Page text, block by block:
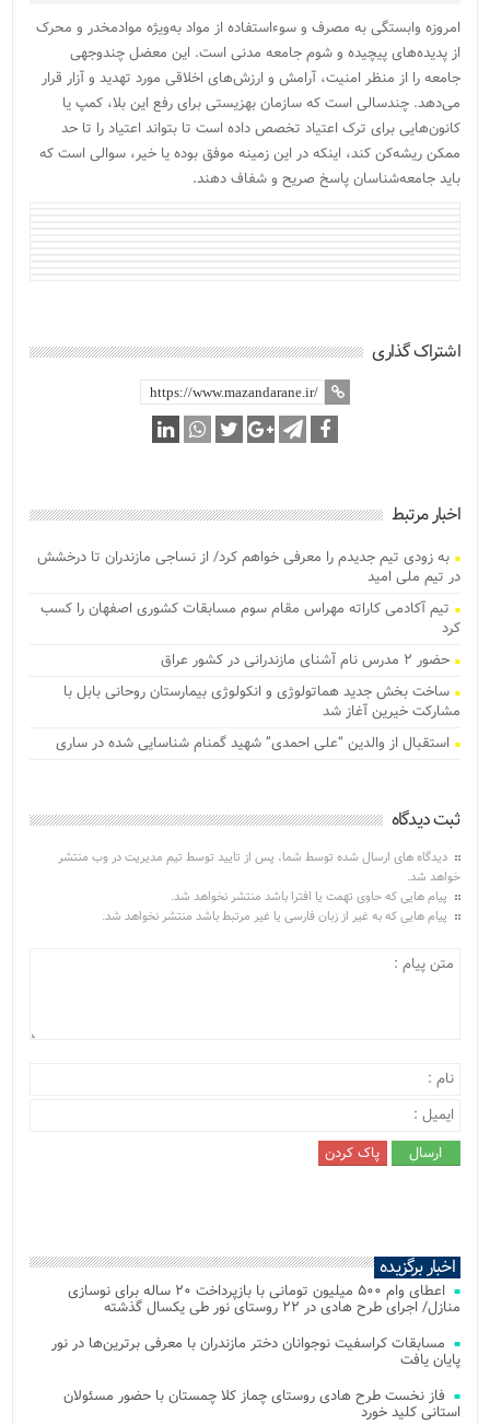
امروزه وابستگی به مصرف و سوءاستفاده از مواد به‌ویژه موادمخدر و محرک
از پدیده‌های پیچیده و شوم جامعه مدنی است. این معضل چندوجهی
جامعه را از منظر امنیت، آرامش و ارزش‌های اخلاقی مورد تهدید و آزار قرار
می‌دهد. چندسالی است که سازمان بهزیستی برای رفع این بلا، کمپ یا
کانون‌هایی برای ترک اعتیاد تخصص داده است تا بتواند اعتیاد را تا حد
ممکن ریشه‌کن کند، اینکه در این زمینه موفق بوده یا خیر، سوالی است که
باید جامعه‌شناسان پاسخ صریح و شفاف دهند.
اشتراک گذاری
اخبار مرتبط
به زودی تیم جدیدم را معرفی خواهم کرد/ از نساجی مازندران تا درخشش
در تیم ملی امید
تیم آکادمی کاراته مهراس مقام سوم مسابقات کشوری اصفهان را کسب
کرد
حضور ۲ مدرس نام آشنای مازندرانی در کشور عراق
ساخت بخش جدید هماتولوژی و انکولوژی بیمارستان روحانی بابل با
مشارکت خیرین آغاز شد
استقبال از والدین “علی احمدی” شهید گمنام شناسایی شده در ساری
ثبت دیدگاه
دیدگاه های ارسال شده توسط شما، پس از تایید توسط تیم مدیریت در وب منتشر
خواهد شد.
پیام هایی که حاوی تهمت یا افترا باشد منتشر نخواهد شد.
پیام هایی که به غیر از زبان فارسی یا غیر مرتبط باشد منتشر نخواهد شد.
اخبار برگزیده
اعطای وام ۵۰۰ میلیون تومانی با بازپرداخت ۲۰ ساله برای نوسازی
منازل/ اجرای طرح هادی در ۲۲ روستای نور طی یکسال گذشته
مسابقات کراسفیت نوجوانان دختر مازندران با معرفی برترین‌ها در نور
پایان یافت
فاز نخست طرح هادی روستای چماز کلا چمستان با حضور مسئولان
استانی کلید خورد